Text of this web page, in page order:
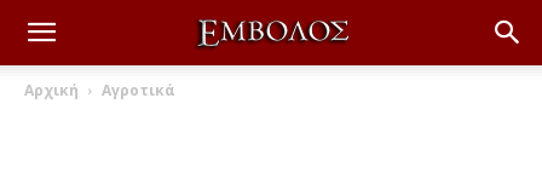
Αρχική Αγροτικά